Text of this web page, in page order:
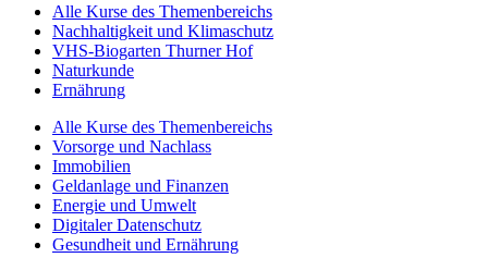
Alle Kurse des Themenbereichs
Nachhaltigkeit und Klimaschutz
VHS-Biogarten Thurner Hof
Naturkunde
Ernährung
Alle Kurse des Themenbereichs
Vorsorge und Nachlass
Immobilien
Geldanlage und Finanzen
Energie und Umwelt
Digitaler Datenschutz
Gesundheit und Ernährung